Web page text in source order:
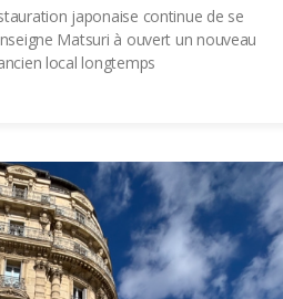
japonaise continue de se
Matsuri à ouvert un nouveau
local longtemps